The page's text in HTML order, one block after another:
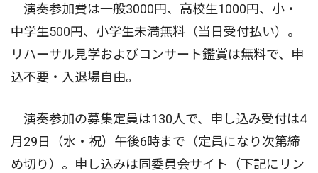
演奏参加費は一般3000円、高校生1000円、小・
中学生500円、小学生未満無料（当日受付払い）。
リハーサル見学およびコンサート鑑賞は無料で、申
込不要・入退場自由。
演奏参加の募集定員は130人で、申し込み受付は4
月29日（水・祝）午後6時まで（定員になり次第締
め切り）。申し込みは同委員会サイト（下記にリン